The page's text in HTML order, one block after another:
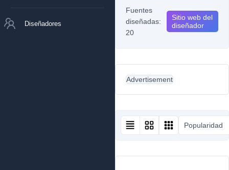
Diseñadores
Fuentes
diseñadas:
20
Sitio web del
diseñador
Advertisement
Popularidad